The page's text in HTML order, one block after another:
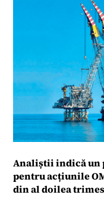
Analiștii indică un
pentru acțiunile
din al doilea